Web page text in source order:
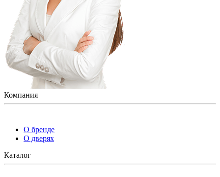
Компания
О бренде
О дверях
Каталог